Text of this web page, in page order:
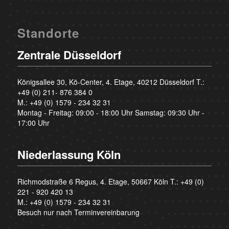
Standorte
Zentrale Düsseldorf
Königsallee 30, Kö-Center, 4. Etage, 40212 Düsseldorf T.:
+49 (0) 211- 876 384 0
M.: +49 (0) 1579 - 234 32 31
Montag - Freitag: 09:00 - 18:00 Uhr Samstag: 09:30 Uhr -
17:00 Uhr
Niederlassung Köln
Richmodstraße 6 Regus, 4. Etage, 50667 Köln T.: +49 (0)
221 - 920 420 13
M.: +49 (0) 1579 - 234 32 31
Besuch nur nach Terminvereinbarung